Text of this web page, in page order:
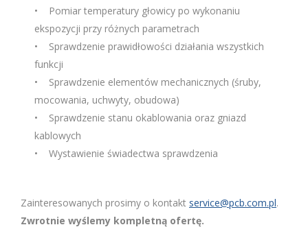
• Pomiar temperatury głowicy po wykonaniu
ekspozycji przy różnych parametrach
• Sprawdzenie prawidłowości działania wszystkich
funkcji
• Sprawdzenie elementów mechanicznych (śruby,
mocowania, uchwyty, obudowa)
• Sprawdzenie stanu okablowania oraz gniazd
kablowych
• Wystawienie świadectwa sprawdzenia
Zainteresowanych prosimy o kontakt service@pcb.com.pl.
Zwrotnie wyślemy kompletną ofertę.